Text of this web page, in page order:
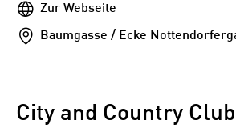
WebseiteZur Webseite
AddresseBaumgasse / Ecke
City and Country Club